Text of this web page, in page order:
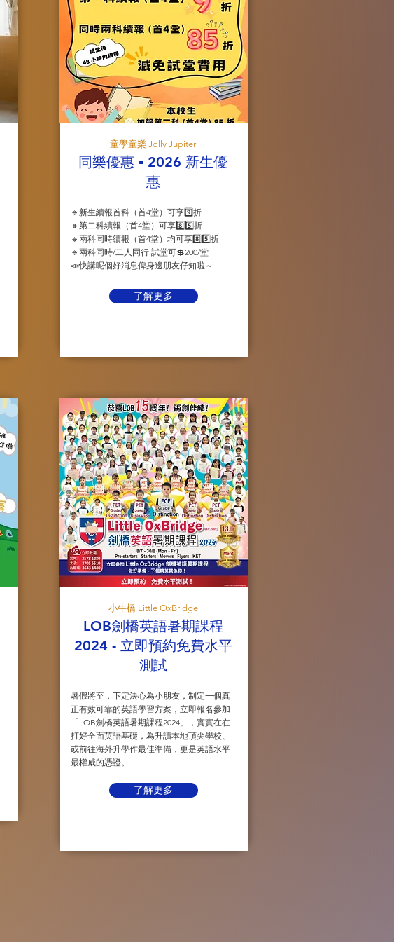
童學童樂 Jolly Jupiter
同樂優惠 ▪️ 2026 新生優
惠
🔹新生續報首科（首4堂）可享9️⃣折
🔸第二科續報（首4堂）可享8️⃣5️⃣折
🔹兩科同時續報（首4堂）均可享8️⃣5️⃣折
🔹兩科同時/二人同行 試堂可💲200/堂
📣快講呢個好消息俾身邊朋友仔知啦～
了解更多
小牛橋 Little OxBridge
LOB劍橋英語暑期課程
2024 - 立即預約免費水平
測試
暑假將至，下定決心為小朋友，制定一個真
正有效可靠的英語學習方案，立即報名參加
「LOB劍橋英語暑期課程2024」，實實在在
打好全面英語基礎，為升讀本地頂尖學校、
或前往海外升學作最佳準備，更是英語水平
最權威的憑證。
了解更多